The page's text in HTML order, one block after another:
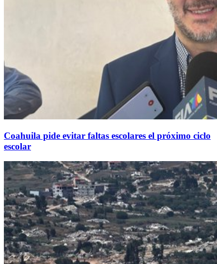
Coahuila pide evitar faltas escolares el próximo ciclo
escolar